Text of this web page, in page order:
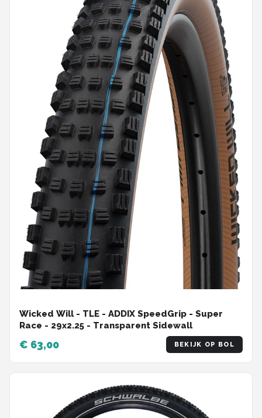
Wicked Will - TLE - ADDIX SpeedGrip - Super
Race - 29x2.25 - Transparent Sidewall
€ 63,00 BEKIJK OP BOL